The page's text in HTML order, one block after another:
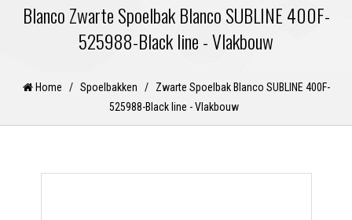
Blanco Zwarte Spoelbak Blanco SUBLINE 400F-
525988-Black line - Vlakbouw
Home / Spoelbakken /
Zwarte Spoelbak Blanco SUBLINE 400F-
525988-Black line - Vlakbouw